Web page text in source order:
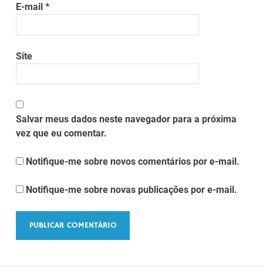
E-mail*
Site
Salvar meus dados neste navegador para a próxima
vez que eu comentar.
Notifique-me sobre novos comentários por e-mail.
Notifique-me sobre novas publicações por e-mail.